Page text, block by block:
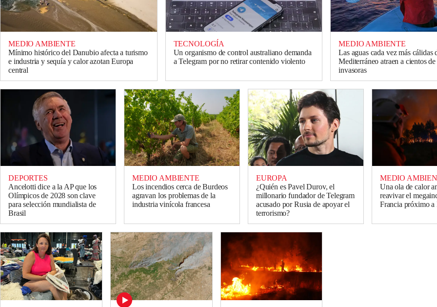
MEDIO AMBIENTE
Mínimo histórico del Danubio afecta a turismo
e industria y sequía y calor azotan Europa
central
TECNOLOGÍA
Un organismo de control australiano demanda
a Telegram por no retirar contenido violento
MEDIO AMBIENTE
Las aguas cada vez más cálidas
Mediterráneo atraen a cientos de
invasoras
DEPORTES
Ancelotti dice a la AP que los
Olímpicos de 2028 son clave
para selección mundialista de
Brasil
MEDIO AMBIENTE
Los incendios cerca de Burdeos
agravan los problemas de la
industria vinícola francesa
EUROPA
¿Quién es Pavel Durov, el
millonario fundador de Telegram
acusado por Rusia de apoyar el
terrorismo?
MEDIO
Una ola de calor
reavivar el
Francia próximo a